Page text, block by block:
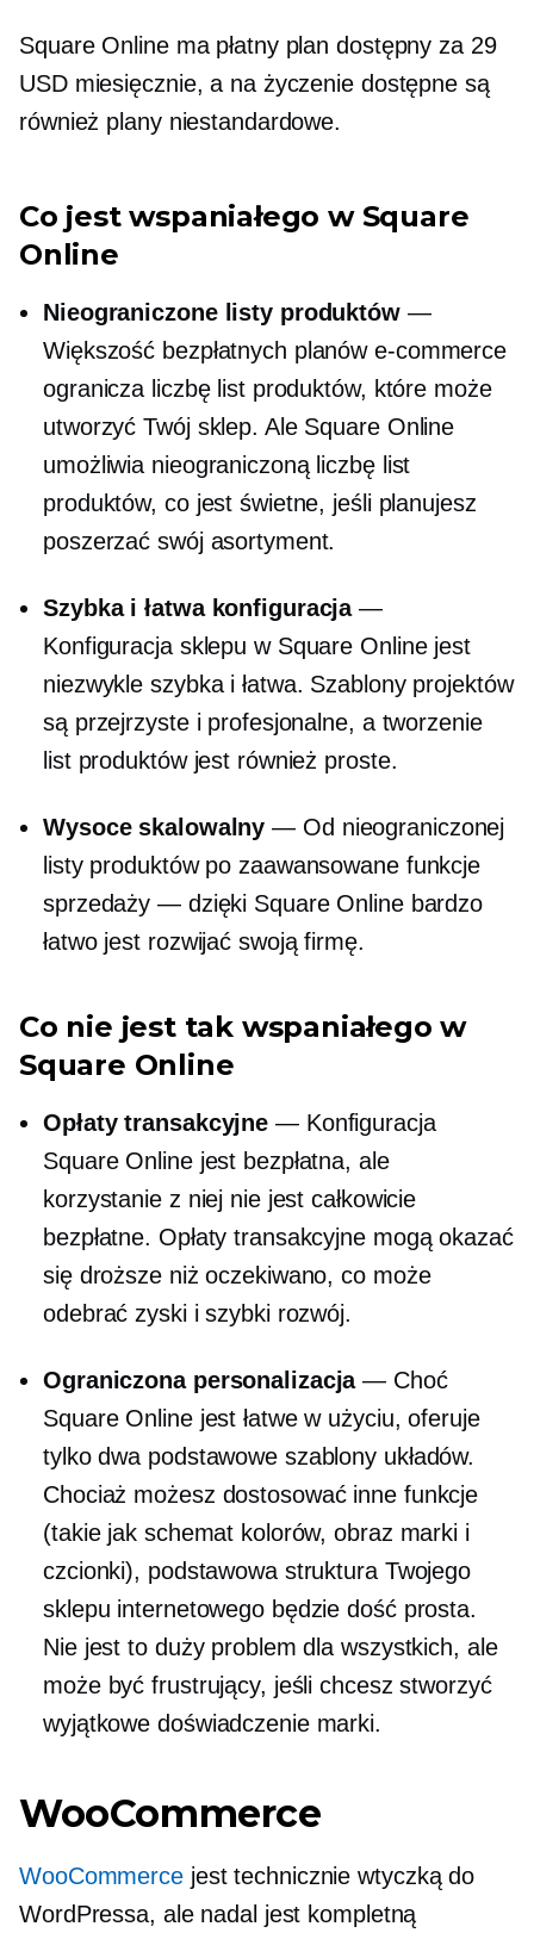
Square Online ma płatny plan dostępny za 29
USD miesięcznie, a na życzenie dostępne są
również plany niestandardowe.
Co jest wspaniałego w Square
Online
Nieograniczone listy produktów —
Większość bezpłatnych planów e-commerce
ogranicza liczbę list produktów, które może
utworzyć Twój sklep. Ale Square Online
umożliwia nieograniczoną liczbę list
produktów, co jest świetne, jeśli planujesz
poszerzać swój asortyment.
Szybka i łatwa konfiguracja—
Konfiguracja sklepu w Square Online jest
niezwykle szybka i łatwa. Szablony projektów
są przejrzyste i profesjonalne, a tworzenie
list produktów jest również proste.
Wysoce skalowalny — Od nieograniczonej
listy produktów po zaawansowane funkcje
sprzedaży — dzięki Square Online bardzo
łatwo jest rozwijać swoją firmę.
Co nie jest tak wspaniałego w
Square Online
Opłaty transakcyjne — Konfiguracja
Square Online jest bezpłatna, ale
korzystanie z niej nie jest całkowicie
bezpłatne. Opłaty transakcyjne mogą okazać
się droższe niż oczekiwano, co może
odebrać zyski i szybki rozwój.
Ograniczona personalizacja— Choć
Square Online jest łatwe w użyciu, oferuje
tylko dwa podstawowe szablony układów.
Chociaż możesz dostosować inne funkcje
(takie jak schemat kolorów, obraz marki i
czcionki), podstawowa struktura Twojego
sklepu internetowego będzie dość prosta.
Nie jest to duży problem dla wszystkich, ale
może być frustrujący, jeśli chcesz stworzyć
wyjątkowe doświadczenie marki.
WooCommerce
WooCommerce jest technicznie wtyczką do
WordPressa, ale nadal jest kompletną